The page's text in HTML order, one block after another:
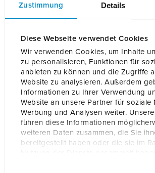
Zustimmung Details
Diese Webseite verwendet Cookies
Wir verwenden Cookies, um Inhalte
zu personalisieren, Funktionen für
anbieten zu können und die Zugriffe
Website zu analysieren. Außerdem
Informationen zu Ihrer Verwendung
Website an unsere Partner für soziale
Werbung und Analysen weiter.
führen diese Informationen
weiteren Daten zusammen, die Sie
bereitgestellt haben oder die sie im
de zakelijke
markt
Reparatie